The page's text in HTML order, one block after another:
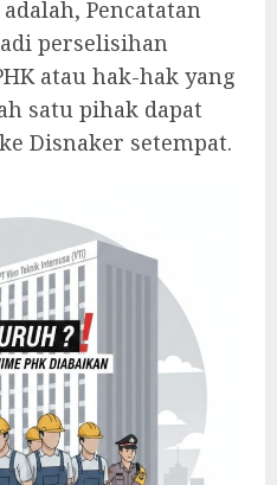
Pencatatan
perselisihan
atau hak-hak yang
satu pihak dapat
Disnaker setempat.